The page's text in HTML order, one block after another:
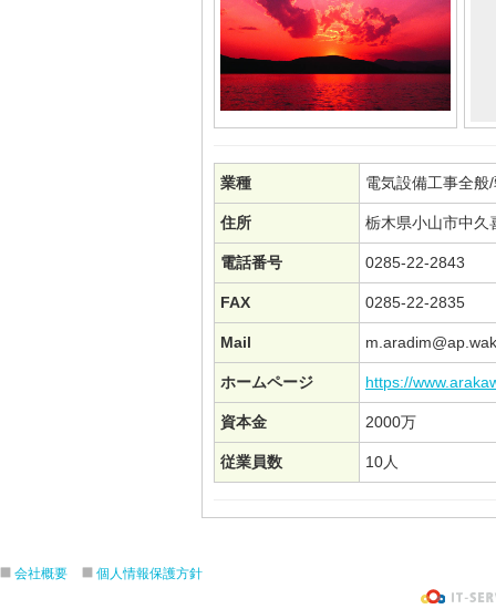
業種 電気設備工事全般
住所 栃木県小山市中久
電話番号 0285-22-2843
FAX 0285-22-2835
Mail
ホームページ https://
資本金 2000万
従業員数 10人
会社概要 個人情報保護方針